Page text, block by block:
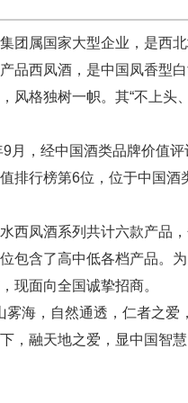
集团属国家大型企业，是西
品西凤酒，是中国凤香型
风格独树一帜。其“不上头
中国酒类品牌价值评议
排行榜第6位，位于中国
系列共计六款产品，分
位包含了高中低各档产品。
现面向全国诚挚招商。
海，自然通透，仁者之爱
下，融天地之爱，显中国